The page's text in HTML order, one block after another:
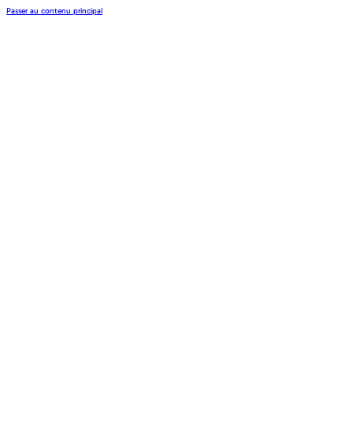
Passer au contenu principal